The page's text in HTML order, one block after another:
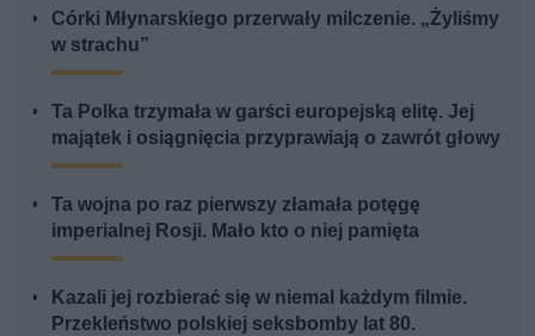
Córki Młynarskiego przerwały milczenie. „Żyliśmy
w strachu”
Ta Polka trzymała w garści europejską elitę. Jej
majątek i osiągnięcia przyprawiają o zawrót głowy
Ta wojna po raz pierwszy złamała potęgę
imperialnej Rosji. Mało kto o niej pamięta
Kazali jej rozbierać się w niemal każdym filmie.
Przekleństwo polskiej seksbomby lat 80.